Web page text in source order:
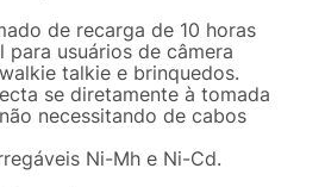
de recarga de 10 horas
para usuários de câmera
talkie e brinquedos.
se diretamente à tomada
necessitando de cabos
Ni-Mh e Ni-Cd.